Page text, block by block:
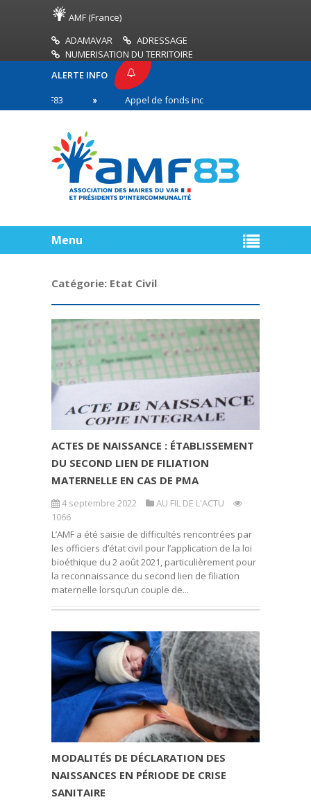
AMF (France)
ADAMAVAR
ADRESSAGE
NUMERISATION DU TERRITOIRE
ALERTE INFO
Appel de fonds incendies de forêt
ligne
Menu
Catégorie: Etat Civil
ACTES DE NAISSANCE : ÉTABLISSEMENT
DU SECOND LIEN DE FILIATION
MATERNELLE EN CAS DE PMA
4 septembre 2022
AU FIL DE L'ACTU
1066
L’AMF a été saisie de difficultés rencontrées par
les officiers d’état civil pour l’application de la loi
bioéthique du 2 août 2021, particulièrement pour
la reconnaissance du second lien de filiation
maternelle lorsqu’un couple de...
MODALITÉS DE DÉCLARATION DES
NAISSANCES EN PÉRIODE DE CRISE
SANITAIRE